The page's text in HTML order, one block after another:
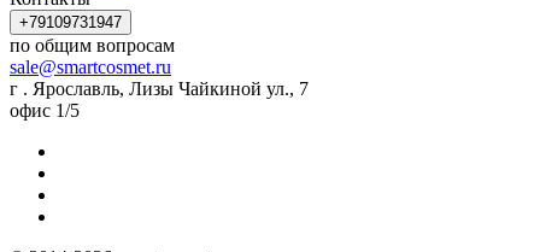
+79109731947
по общим вопросам
sale@smartcosmet.ru
г . Ярославль, Лизы Чайкиной ул., 7
офис 1/5